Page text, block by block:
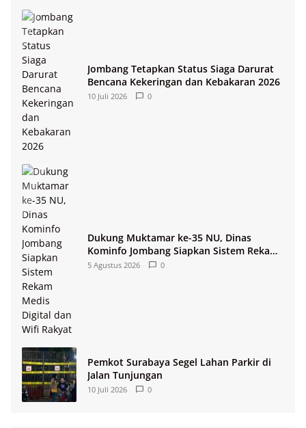
Jombang Tetapkan Status Siaga Darurat
Bencana Kekeringan dan Kebakaran 2026
10 Juli 2026 0
Dukung Muktamar ke-35 NU, Dinas
Kominfo Jombang Siapkan Sistem Rekam
Medis Digital dan Wifi Rakyat
5 Agustus 2026 0
Pemkot Surabaya Segel Lahan Parkir di
Jalan Tunjungan
10 Juli 2026 0